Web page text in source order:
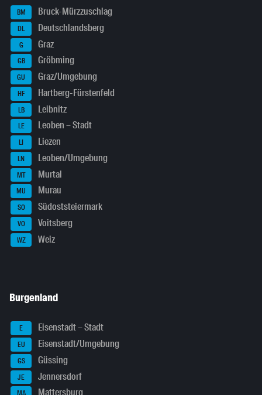
BM Bruck-Mürzzuschlag
DL Deutschlandsberg
G Graz
GB Gröbming
GU Graz/Umgebung
HF Hartberg-Fürstenfeld
LB Leibnitz
LE Leoben – Stadt
LI Liezen
LN Leoben/Umgebung
MT Murtal
MU Murau
SO Südoststeiermark
VO Voitsberg
WZ Weiz
Burgenland
E Eisenstadt – Stadt
EU Eisenstadt/Umgebung
GS Güssing
JE Jennersdorf